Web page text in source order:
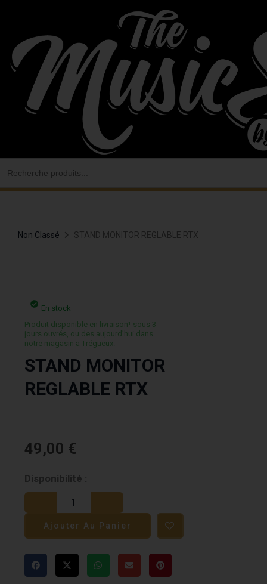
contenu
Non Classé STAND MONITOR REGLABLE RTX
En stock
Produit disponible en livraison¹ sous 3
jours ouvrés, ou des aujourd’hui dans
notre magasin a Trégueux.
STAND MONITOR
REGLABLE RTX
49,00 €
Disponibilité :
quantité
de
STAND
MONITOR
RTX
Ajouter Au Panier